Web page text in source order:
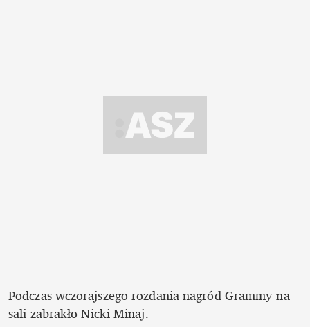
Podczas wczorajszego rozdania nagród Grammy na
sali zabrakło Nicki Minaj.